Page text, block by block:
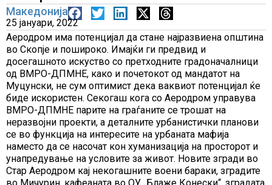
Македонија
25 јануари, 2022
Аеродром има потенцијал да стане најразвиена општина
во Скопје и пошироко. Имајќи ги предвид и
досегашното искуство со претходните градоначалници
од ВМРО-ДПМНЕ, како и почетокот од мандатот на
Муцунски, не сум оптимист дека ваквиот потенцијал ќе
биде искористен. Секогаш кога со Аеродром управува
ВМРО-ДПМНЕ парите на граѓаните се трошат на
неразвојни проекти, а деталните урбанистички планови
се во функција на интересите на урбаната мафија
наместо да се насочат кон хуманизација на просторот и
унапредување на условите за живот. Новите згради во
Стар Аеродром кај некогашните воени бараки, зградите